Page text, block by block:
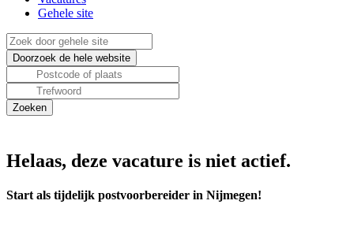
Gehele site
Helaas, deze vacature is niet actief.
Start als tijdelijk postvoorbereider in Nijmegen!